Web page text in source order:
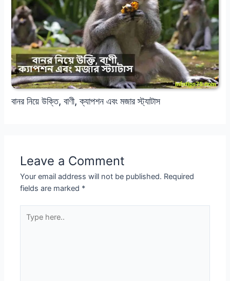
বানর নিয়ে উক্তি, বাণী, ক্যাপশন এবং মজার স্ট্যাটাস
Leave a Comment
Your email address will not be published. Required
fields are marked *
here..